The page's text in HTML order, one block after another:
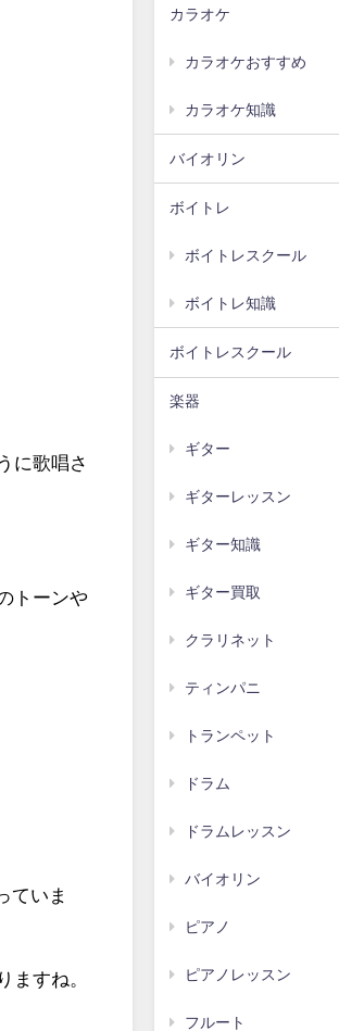
に歌唱さ
トーンや
ていま
ますね。
カラオケ
カラオケおすすめ
カラオケ知識
バイオリン
ボイトレ
ボイトレスクール
ボイトレ知識
ボイトレスクール
楽器
ギター
ギターレッスン
ギター知識
ギター買取
クラリネット
ティンパニ
トランペット
ドラム
ドラムレッスン
バイオリン
ピアノ
ピアノレッスン
フルート